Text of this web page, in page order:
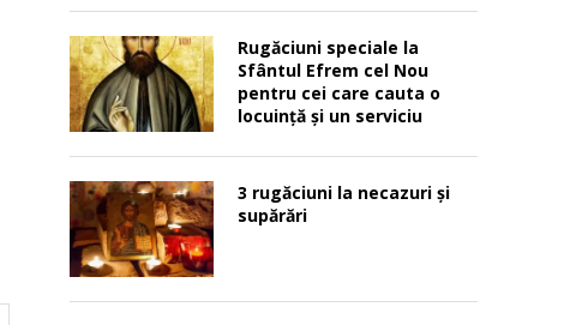
Rugăciuni speciale la
Sfântul Efrem cel Nou
pentru cei care cauta o
locuinţă şi un serviciu
3 rugăciuni la necazuri și
supărări